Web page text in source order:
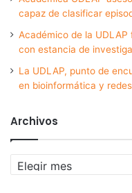
capaz de clasificar
Académico de la
con estancia de
La UDLAP, punto de
en bioinformática y
Archivos
Archivos